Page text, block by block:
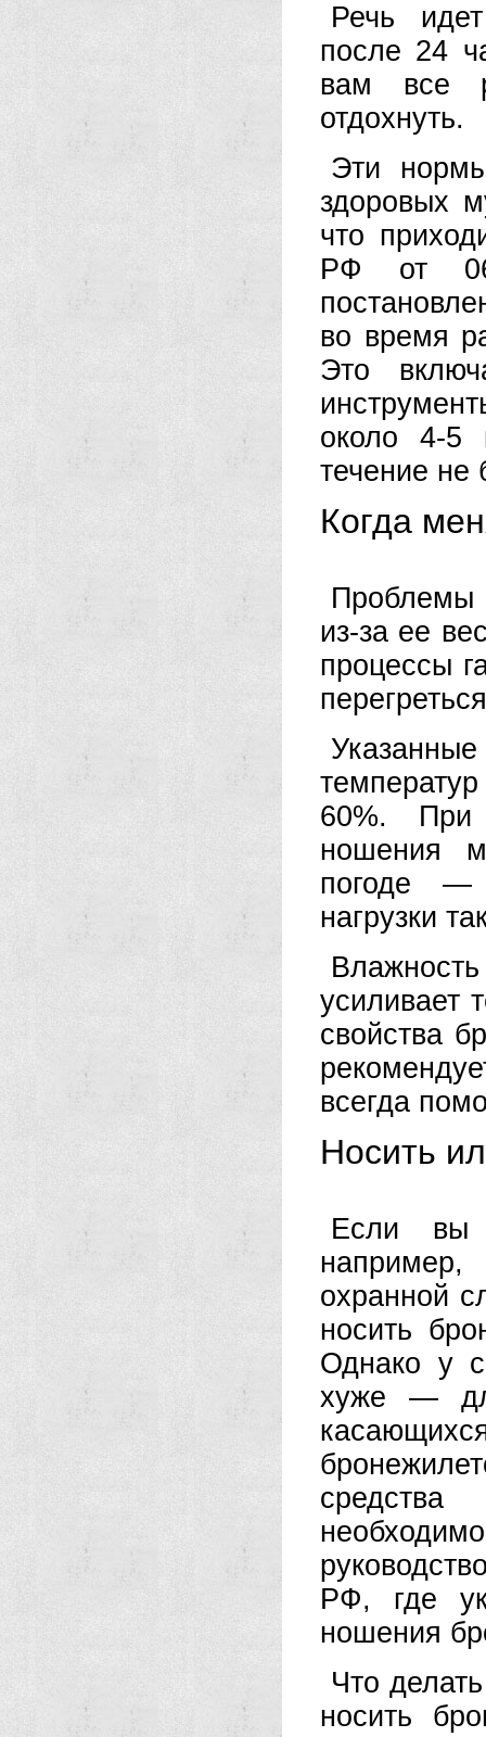
Речь
после 24
вам все
отдохнуть.
Эти
здоровых
что
РФ от
во время
Это
около 4-5
течение не
Когда
Проблемы
из-за ее
процессы
60%. При
ношения
погоде —
нагрузки
усиливает
свойства
всегда
Носить
Если вы
охранной
носить
Однако у
хуже —
РФ, где
ношения
Что
носить